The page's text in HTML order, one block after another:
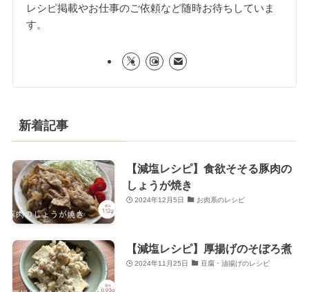
レシピ掲載やお仕事のご依頼など随時お待ちしていま
す。
新着記事
【減塩レシピ】食欲そそる豚肉の
しょうが焼き
2024年12月5日 お肉系のレシピ
【減塩レシピ】厚揚げのそぼろ煮
2024年11月25日 豆腐・油揚げのレシピ